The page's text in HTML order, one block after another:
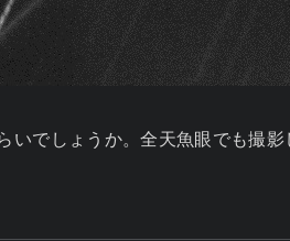
でしょうか。全天魚眼でも撮